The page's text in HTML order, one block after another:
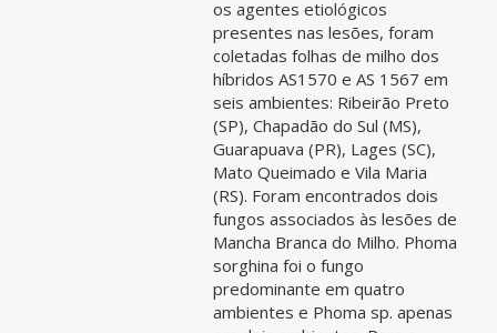
os agentes etiológicos
presentes nas lesões, foram
coletadas folhas de milho dos
híbridos AS1570 e AS 1567 em
seis ambientes: Ribeirão Preto
(SP), Chapadão do Sul (MS),
Guarapuava (PR), Lages (SC),
Mato Queimado e Vila Maria
(RS). Foram encontrados dois
fungos associados às lesões de
Mancha Branca do Milho. Phoma
sorghina foi o fungo
predominante em quatro
ambientes e Phoma sp. apenas